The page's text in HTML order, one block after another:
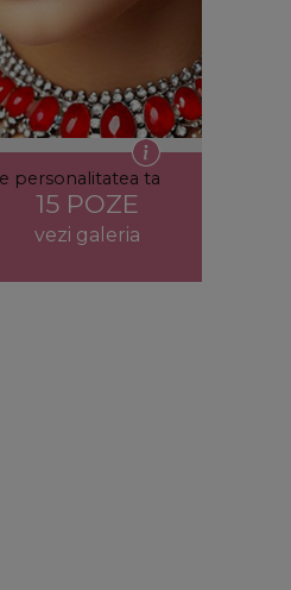
personalitatea ta
15 POZE
vezi galeria